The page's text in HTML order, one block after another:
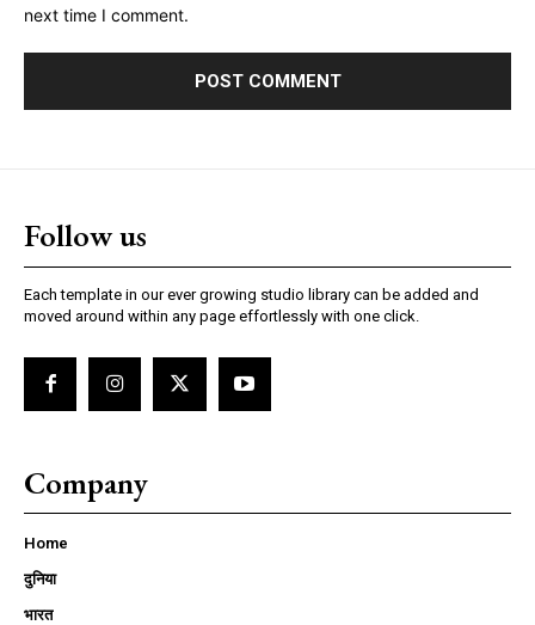
next time I comment.
Follow us
Each template in our ever growing studio library can be added and
moved around within any page effortlessly with one click.
Company
Home
दुनिया
भारत